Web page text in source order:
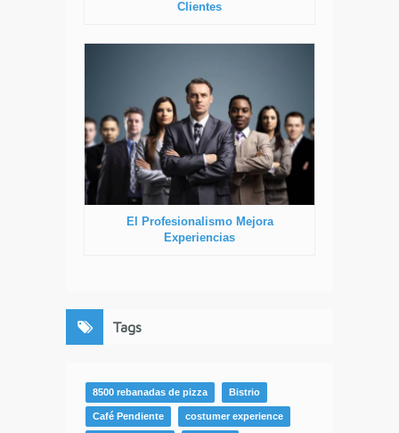
Clientes
El Profesionalismo Mejora
Experiencias
Tags
8500 rebanadas de pizza Bistrio
Café Pendiente costumer experience